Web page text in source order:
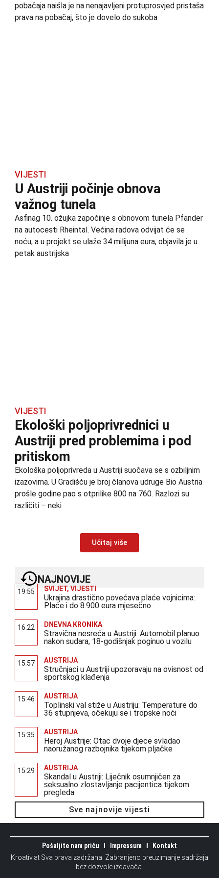
pobačaja naišla je na nenajavljeni protuprosvjed pristaša
prava na pobačaj, što je dovelo do sukoba
VIJESTI
U Austriji počinje obnova
važnog tunela
Asfinag 10. ožujka započinje s obnovom tunela Pfänder
na autocesti Rheintal. Većina radova odvijat će se
noću, a u projekt se ulaže 34 milijuna eura, objavila je u
petak austrijska
VIJESTI
Ekološki poljoprivrednici u
Austriji pred problemima i pod
pritiskom
Ekološka poljoprivreda u Austriji suočava se s ozbiljnim
izazovima. U Gradišću je broj članova udruge Bio Austria
prošle godine pao s otprilike 800 na 760. Razlozi su
različiti – neki
Učitaj više
NAJNOVIJE
19:55 SVIJET, VIJESTI
Ukrajina drastično povećava plaće vojnicima:
Plaće i do 8.900 eura mjesečno
16:22 DNEVNA KRONIKA
Stravična nesreća u Austriji: Automobil planuo
nakon sudara, 18-godišnjak poginuo u vozilu
15:57 AUSTRIJA
Stručnjaci u Austriji upozoravaju na ovisnost od
sportskog klađenja
15:46 AUSTRIJA
Toplinski val stiže u Austriju: Temperature do
36 stupnjeva, očekuju se i tropske noći
15:35 AUSTRIJA
Heroj Austrije: Otac dvoje djece svladao
naoružanog razbojnika tijekom pljačke
15:29 AUSTRIJA
Skandal u Austriji: Liječnik osumnjičen za
seksualno zlostavljanje pacijentica tijekom
pregleda
Sve najnovije vijesti
Pošaljite nam priču Impressum
Kontakt
Kroativ.at Sva prava zadržana. Zabranjeno preuzimanje sadržaja
bez dozvole izdavača.